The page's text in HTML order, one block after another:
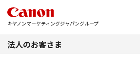
キヤノンマーケティングジャパングループ
法人のお客さま